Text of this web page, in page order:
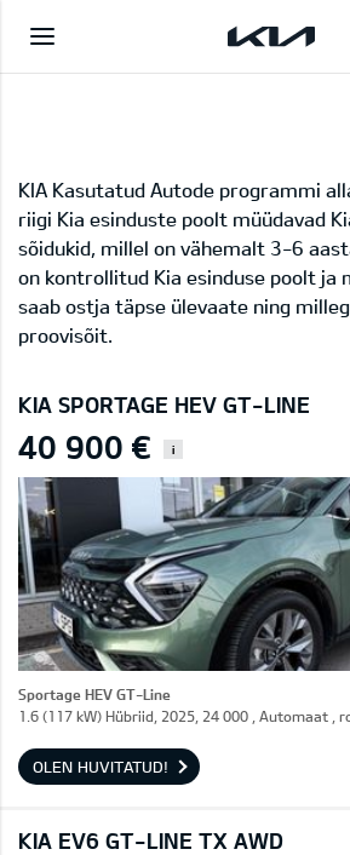
KIA Kasutatud Autode programmi
riigi Kia esinduste poolt müüdavad
sõidukid, millel on vähemalt 3-6
on kontrollitud Kia esinduse poolt ja
saab ostja täpse ülevaate ning
proovisõit.
KIA SPORTAGE HEV GT-LINE
40 900 € i
Sportage HEV GT-Line
1.6 (117 kW) Hübriid, 2025, 24 000 , Automaat ,
OLEN HUVITATUD!
KIA EV6 GT-LINE TX AWD